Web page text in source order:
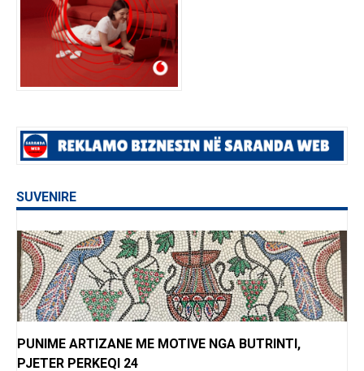
SUVENIRE
PUNIME ARTIZANE ME MOTIVE NGA BUTRINTI,
PJETER PERKEQI 24